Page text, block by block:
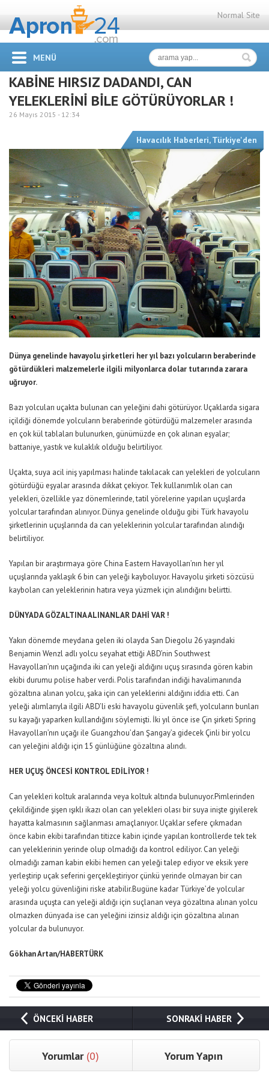
Normal Site
MENÜ
KABİNE HIRSIZ DADANDI, CAN
YELEKLERİNİ BİLE GÖTÜRÜYORLAR !
26 Mayıs 2015 - 12:34
Havacılık Haberleri,Türkiye'den
Dünya genelinde havayolu şirketleri her yıl bazı yolcuların beraberinde
götürdükleri malzemelerle ilgili milyonlarca dolar tutarında zarara
uğruyor.
Bazı yolcuları uçakta bulunan can yeleğini dahi götürüyor. Uçaklarda sigara
içildiği dönemde yolcuların beraberinde götürdüğü malzemeler arasında
en çok kül tablaları bulunurken, günümüzde en çok alınan eşyalar;
battaniye, yastık ve kulaklık olduğu belirtiliyor.
Uçakta, suya acil iniş yapılması halinde takılacak can yelekleri de yolcuların
götürdüğü eşyalar arasında dikkat çekiyor. Tek kullanımlık olan can
yelekleri, özellikle yaz dönemlerinde, tatil yörelerine yapılan uçuşlarda
yolcular tarafından alınıyor. Dünya genelinde olduğu gibi Türk havayolu
şirketlerinin uçuşlarında da can yeleklerinin yolcular tarafından alındığı
belirtiliyor.
Yapılan bir araştırmaya göre China Eastern Havayolları’nın her yıl
uçuşlarında yaklaşık 6 bin can yeleği kayboluyor. Havayolu şirketi sözcüsü
kaybolan can yeleklerinin hatıra veya yüzmek için alındığını belirtti.
DÜNYADA GÖZALTINA ALINANLAR DAHİ VAR !
Yakın dönemde meydana gelen iki olayda San Diegolu 26 yaşındaki
Benjamin Wenzl adlı yolcu seyahat ettiği ABD’nin Southwest
Havayolları’nın uçağında iki can yeleği aldığını uçuş sırasında gören kabin
ekibi durumu polise haber verdi. Polis tarafından indiği havalimanında
gözaltına alınan yolcu, şaka için can yeleklerini aldığını iddia etti. Can
yeleği alımlarıyla ilgili ABD’li eski havayolu güvenlik şefi, yolcuların bunları
su kayağı yaparken kullandığını söylemişti. İki yıl önce ise Çin şirketi Spring
Havayolları’nın uçağı ile Guangzhou’dan Şangay’a gidecek Çinli bir yolcu
can yeleğini aldığı için 15 günlüğüne gözaltına alındı.
HER UÇUŞ ÖNCESİ KONTROL EDİLİYOR !
Can yelekleri koltuk aralarında veya koltuk altında bulunuyor.Pimlerinden
çekildiğinde şişen ışıklı ikazı olan can yelekleri olası bir suya inişte giyilerek
hayatta kalmasının sağlanması amaçlanıyor. Uçaklar sefere çıkmadan
önce kabin ekibi tarafından titizce kabin içinde yapılan kontrollerde tek tek
can yeleklerinin yerinde olup olmadığı da kontrol ediliyor. Can yeleği
olmadığı zaman kabin ekibi hemen can yeleği talep ediyor ve eksik yere
yerleştirip uçak seferini gerçekleştiriyor çünkü yerinde olmayan bir can
yeleği yolcu güvenliğini riske atabilir.Bugüne kadar Türkiye’de yolcular
arasında uçuşta can yeleği aldığı için suçlanan veya gözaltına alınan yolcu
olmazken dünyada ise can yeleğini izinsiz aldığı için gözaltına alınan
yolcular da bulunuyor.
Gökhan Artan/HABERTÜRK
ÖNCEKİ HABER SONRAKİ HABER
Yorumlar (0) Yorum Yapın